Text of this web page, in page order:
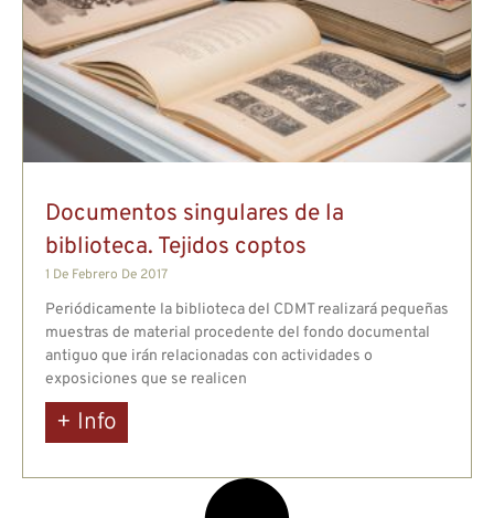
Documentos singulares de la
biblioteca. Tejidos coptos
1 De Febrero De 2017
Periódicamente la biblioteca del CDMT realizará pequeñas
muestras de material procedente del fondo documental
antiguo que irán relacionadas con actividades o
exposiciones que se realicen
+ Info